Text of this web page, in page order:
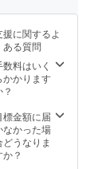
2021年
10月 中
旬～下
旬
・自家
製デ
ザート
の盛り
合わせ
・食後
ディ
ナー
17,600
ん。 ※
すでに
ご予約
が入っ
ている
日には
きませ
ん。 お
届け予
届け日
をメー
ルでご
案内さ
せてい
ただき
み ※有
効期
限 送
旬 ～11
月下旬
で発送
いただ
きま
す。 発
送の準
備が整
たら、
お届け
日を
メール
援に関するよ
ある質問
数料はいく
かかります
標金額に届
なかった場
どうなりま
か？